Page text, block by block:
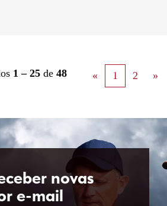
1 – 25 de 48 « 1 2 »
novas
e-mail